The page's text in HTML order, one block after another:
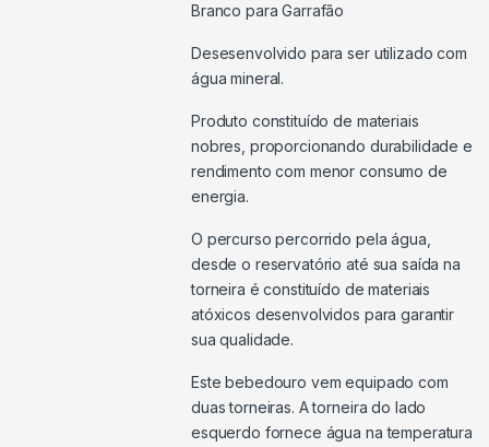
Branco para Garrafão
Desesenvolvido para ser utilizado com
água mineral.
Produto constituído de materiais
nobres, proporcionando durabilidade e
rendimento com menor consumo de
energia.
O percurso percorrido pela água,
desde o reservatório até sua saída na
torneira é constituído de materiais
atóxicos desenvolvidos para garantir
sua qualidade.
Este bebedouro vem equipado com
duas torneiras. A torneira do lado
esquerdo fornece água na temperatura